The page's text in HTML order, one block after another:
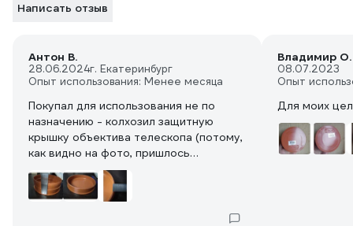
Написать отзыв
Антон В.
28.06.2024г. Екатеринбург
Опыт использования: Менее месяца
Покупал для использования не по
назначению - колхозил защитную
крышку объектива телескопа (потому,
как видно на фото, пришлось
располовинить бортик). Под мои
нужды подошло. Высота бортика - 40
мм, толщина стенки 4мм. Геометрия
Владимир О.
08.07.2023
Опыт
Для моих